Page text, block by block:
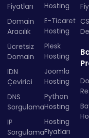
Fiyatları
Domain
Aracılık
Ücretsiz
Domain
IDN
Çevirici
DNS
Sorgulama
IP
Sorgulama
Hosting
E-Ticaret
Hosting
Plesk
Hosting
Joomla
Hosting
Python
Hosting
Hosting
Fiyatları